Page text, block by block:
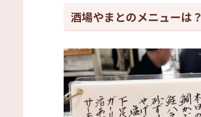
酒場やまとのメニューは？